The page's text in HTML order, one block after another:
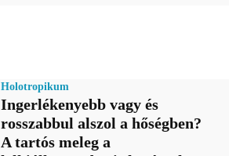
Holotropikum
Ingerlékenyebb vagy és
rosszabbul alszol a hőségben?
A tartós meleg a